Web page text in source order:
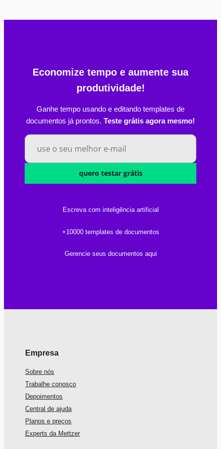
Economize tempo e aumente sua
produtividade!
Ganhe tempo usando e editando templates de
documentos já prontos. Teste grátis agora mesmo!
quero testar grátis
Escreva com inteligência artificial
+10000 templates de documentos
Gerencie seus documentos aqui
Empresa
Sobre nós
Trabalhe conosco
Depoimentos
Central de ajuda
Planos e preços
Experts da Mettzer